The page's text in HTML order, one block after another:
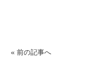
« 前の記事へ